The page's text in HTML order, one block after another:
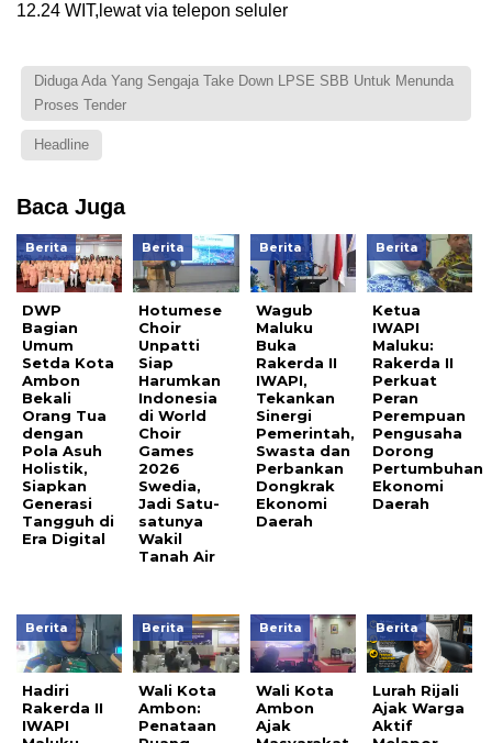
12.24 WIT,lewat via telepon seluler
Diduga Ada Yang Sengaja Take Down LPSE SBB Untuk Menunda
Proses Tender
Headline
Baca Juga
Berita
DWP
Bagian
Umum
Setda Kota
Ambon
Bekali
Orang Tua
dengan
Pola Asuh
Holistik,
Siapkan
Generasi
Tangguh di
Era Digital
Berita
Hotumese
Choir
Unpatti
Siap
Harumkan
Indonesia
di World
Choir
Games
2026
Swedia,
Jadi Satu-
satunya
Wakil
Tanah Air
Berita
Wagub
Maluku
Buka
Rakerda II
IWAPI,
Tekankan
Sinergi
Pemerintah,
Swasta dan
Perbankan
Dongkrak
Ekonomi
Daerah
Berita
Ketua
IWAPI
Maluku:
Rakerda II
Perkuat
Peran
Perempuan
Pengusaha
Dorong
Pertumbuhan
Ekonomi
Daerah
Berita
Hadiri
Rakerda II
IWAPI
Berita
Wali Kota
Ambon:
Penataan
Berita
Wali Kota
Ambon
Ajak
Berita
Lurah Rijali
Ajak Warga
Aktif